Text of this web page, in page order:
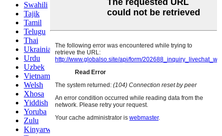
Swahili
Tajik
Tamil
Telugu
Thai
Ukrainian
Urdu
Uzbek
Vietnamese
Welsh
Xhosa
Yiddish
Yoruba
Zulu
Kinyarwanda